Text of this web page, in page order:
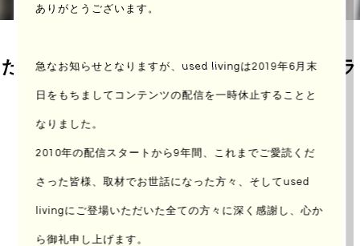
ありがとうございます。
急なお知らせとなりますが、used livingは2019年6月末
日をもちまして コンテンツの配信を一時休止することと
なりました。
2010年の配信スタートから9年間、これまでご愛読くだ
さった皆様、取材でお世話になった方々、 そしてused
livingにご登場いただいた全ての方々に深く感謝し、心か
ら御礼申し上げます。
たとえば「 園芸家・アロマインストラ
クター 」の場合
FILE No.
010